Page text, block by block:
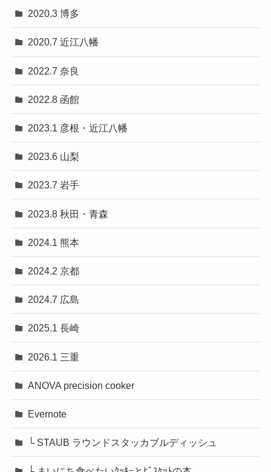
2020.3 博多
2020.7 近江八幡
2022.7 奈良
2022.8 函館
2023.1 彦根・近江八幡
2023.6 山梨
2023.7 岩手
2023.8 秋田・青森
2024.1 熊本
2024.2 京都
2024.7 広島
2025.1 長崎
2026.1 三重
ANOVA precision cooker
Evernote
└ STAUB ラウンドスタッカブルディッシュ